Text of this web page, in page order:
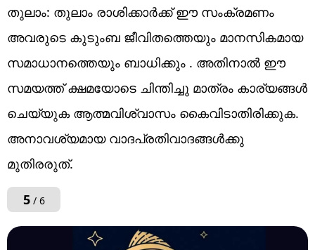
തുലാം: തുലാം രാശിക്കാർക്ക് ഈ സംക്രമണം
അവരുടെ കുടുംബ ജീവിതത്തെയും മാനസികമായ
സമാധാനത്തെയും ബാധിക്കും . അതിനാൽ ഈ
സമയത്ത് ക്ഷമയോടെ ചിന്തിച്ചു മാത്രം കാര്യങ്ങൾ
ചെയ്യുക ആത്മവിശ്വാസം കൈവിടാതിരിക്കുക.
അനാവശ്യമായ വാദപ്രതിവാദങ്ങൾക്കു
മുതിരരുത്.
5/ 6